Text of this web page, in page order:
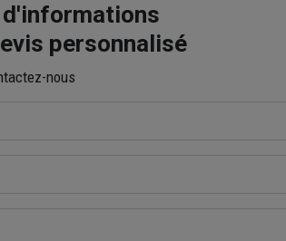
d'informations
personnalisé
nous